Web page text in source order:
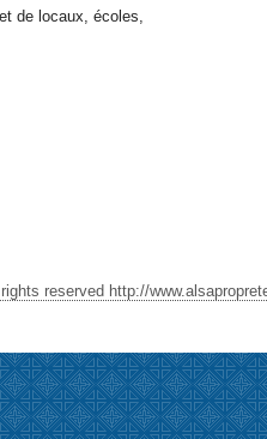
de locaux, écoles,
reserved http://